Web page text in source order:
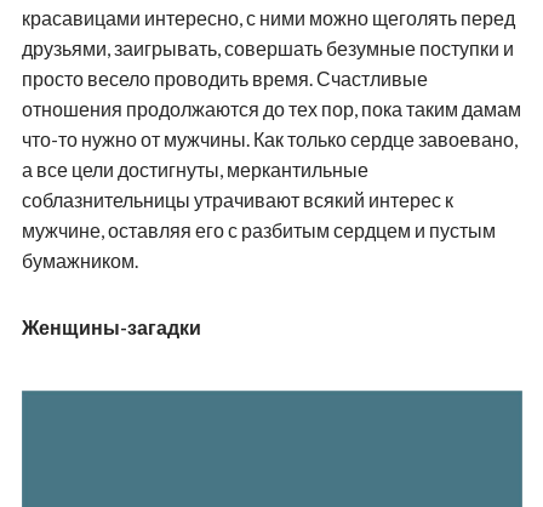
красавицами интересно, с ними можно щеголять перед
друзьями, заигрывать, совершать безумные поступки и
просто весело проводить время. Счастливые
отношения продолжаются до тех пор, пока таким дамам
что-то нужно от мужчины. Как только сердце завоевано,
а все цели достигнуты, меркантильные
соблазнительницы утрачивают всякий интерес к
мужчине, оставляя его с разбитым сердцем и пустым
бумажником.
Женщины-загадки